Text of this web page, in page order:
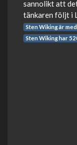
sannolikt att
tänkaren följt i
Sten Wiking är
Sten Wiking har